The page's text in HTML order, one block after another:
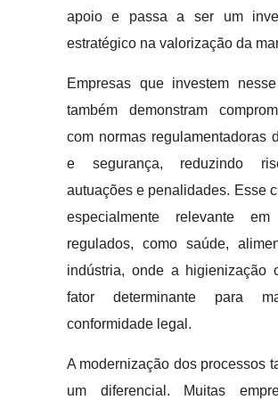
apoio e passa a ser um
estratégico na valorização da
Empresas que investem
também demonstram
com normas regulamentadoras
e segurança, reduzindo
autuações e penalidades. Esse
especialmente relevante em
regulados, como saúde,
indústria, onde a higienização
fator determinante para
conformidade legal.
A modernização dos processos
um diferencial. Muitas